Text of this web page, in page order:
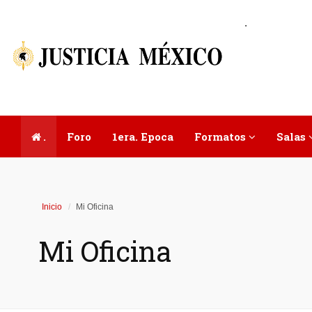
.
. Foro 1era. Epoca Formatos Salas
Inicio Mi Oficina
Mi Oficina